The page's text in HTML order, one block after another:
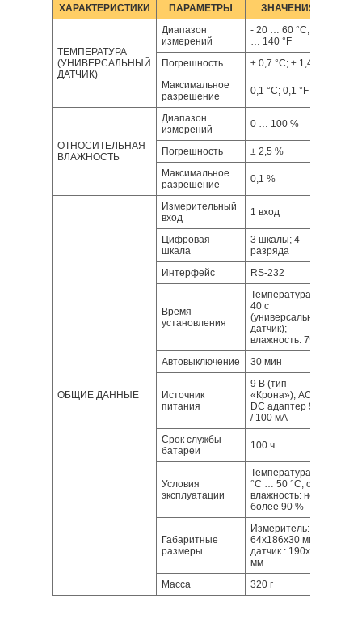
ХАРАКТЕРИСТИКИ
ПАРАМЕТРЫ ЗНАЧЕНИЯ
ТЕМПЕРАТУРА
(УНИВЕРСАЛЬНЫЙ
ДАТЧИК)
Диапазон
измерений
- 20 … 60 °С; - 4
… 140 °F
Погрешность
± 0,7 °С; ± 1,4 °F
Максимальное
разрешение
0,1 °С; 0,1 °F
ОТНОСИТЕЛЬНАЯ
ВЛАЖНОСТЬ
Диапазон
измерений
0 … 100 %
Погрешность
± 2,5 %
Максимальное
разрешение
0,1 %
ОБЩИЕ ДАННЫЕ
Измерительный
вход
1 вход
Цифровая
шкала
3 шкалы; 4
разряда
Интерфейс
RS-232
Время
установления
Температура:
40 с
(универсальный
датчик);
влажность: 75 с
Автовыключение
30 мин
Источник
питания
9 В (тип
«Крона»); AC-
DC адаптер 9 В
/ 100 мА
Срок службы
батареи
100 ч
Условия
эксплуатации
Температура: 0
°С … 50 °С; отн.
влажность: не
более 90 %
Габаритные
размеры
Измеритель:
64х186х30 мм;
датчик : 190х15
мм
Масса
320 г